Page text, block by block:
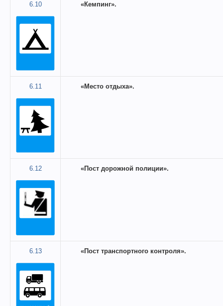
6.10 «Кемпинг».
6.11 «Место отдыха».
6.12 «Пост дорожной полиции».
6.13 «Пост транспортного контроля».